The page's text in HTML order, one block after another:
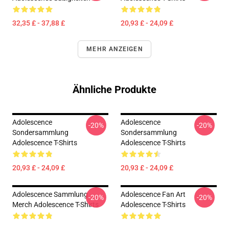
32,35 £ - 37,88 £ 20,93 £ - 24,09 £
MEHR ANZEIGEN
Ähnliche Produkte
Adolescence
Sondersammlung
Adolescence T-Shirts
20,93 £ - 24,09 £
-20%
Adolescence
Sondersammlung
Adolescence T-Shirts
20,93 £ - 24,09 £
-20%
Adolescence Sammlung
Merch Adolescence T-Shirts
-20%
Adolescence Fan Art
Adolescence T-Shirts
-20%